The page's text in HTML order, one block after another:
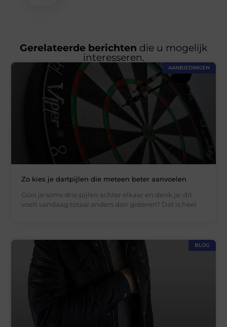
Gerelateerde berichten die u mogelijk
interesseren.
AANBIEDINGEN
Zo kies je dartpijlen die meteen beter aanvoelen
Gooi je soms drie pijlen achter elkaar en denk je: dit
voelt vandaag totaal anders dan gisteren? Dat is heel
BLOG